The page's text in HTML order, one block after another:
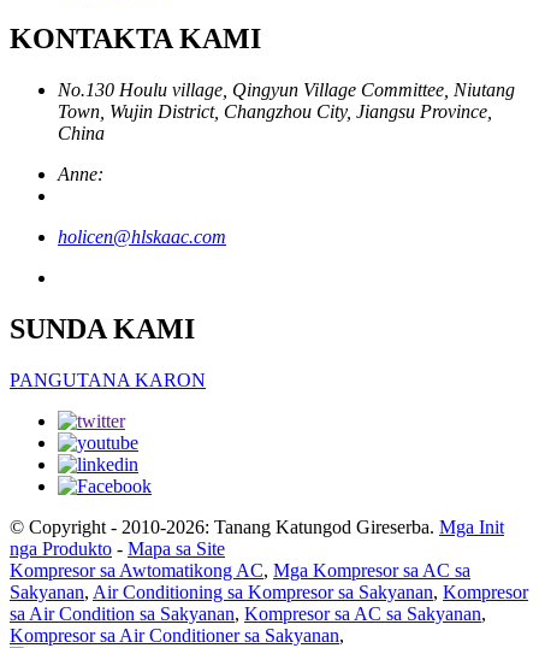
KONTAKTA KAMI
No.130 Houlu village, Qingyun Village Committee, Niutang
Town, Wujin District, Changzhou City, Jiangsu Province,
China
Anne:
holicen@hlskaac.com
SUNDA KAMI
PANGUTANA KARON
© Copyright - 2010-2026: Tanang Katungod Gireserba. Mga Init
nga Produkto - Mapa sa Site
Kompresor sa Awtomatikong AC, Mga Kompresor sa AC sa
Sakyanan, Air Conditioning sa Kompresor sa Sakyanan, Kompresor
sa Air Condition sa Sakyanan, Kompresor sa AC sa Sakyanan,
Kompresor sa Air Conditioner sa Sakyanan,